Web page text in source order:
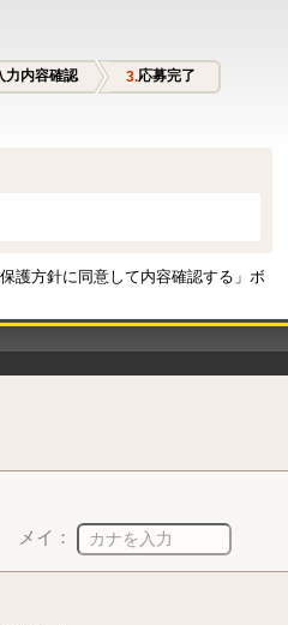
力内容確認 応募完了
護方針に同意して内容確認する」ボ
メイ：